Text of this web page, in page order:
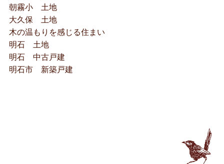
朝霧小 土地
大久保 土地
木の温もりを感じる住まい
明石 土地
明石 中古戸建
明石市 新築戸建